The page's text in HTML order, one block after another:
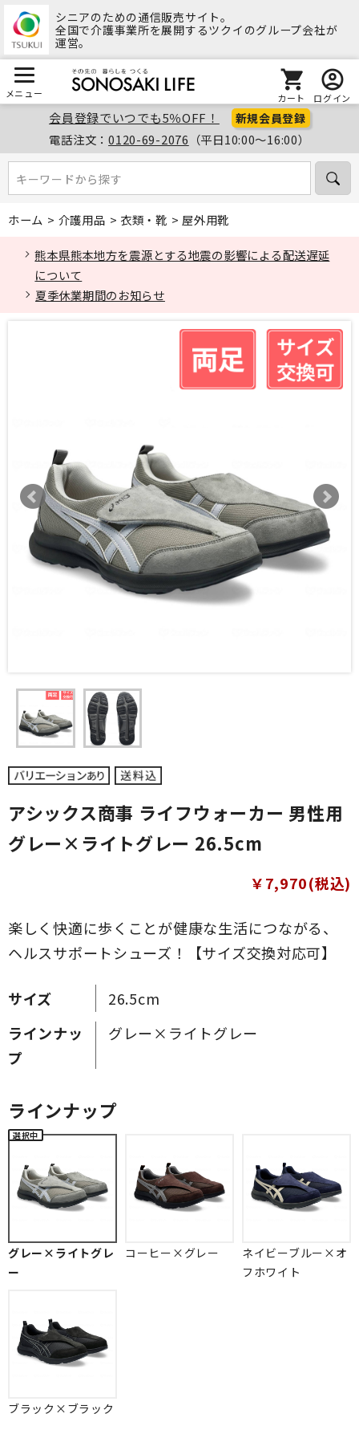
シニアのための通信販売サイト。
全国で介護事業所を展開するツクイのグループ会社が
運営。
メニュー カート ログイン
会員登録でいつでも5％OFF！ 新規会員登録
電話注文：0120-69-2076 （平日10:00～16:00）
キーワードから探す
キーワードから探す
ホーム > 介護用品 > 衣類・靴 > 屋外用靴
熊本県熊本地方を震源とする地震の影響による配送遅延
について
夏季休業期間のお知らせ
アシックス商事 ライフウォーカー 男性用
グレー×ライトグレー 26.5cm
楽しく快適に歩くことが健康な生活につながる、
ヘルスサポートシューズ！【サイズ交換対応可】
￥7,970(税込)
サイズ
26.5cm
ラインナッ
プ
グレー×ライトグレー
ラインナップ
グレー×ライトグレ
ー
コーヒー×グレー
ネイビーブルー×オ
フホワイト
ブラック×ブラック